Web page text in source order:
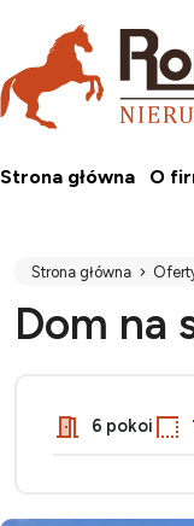
Strona główna O
Strona główna
Dom na
6 pokoi